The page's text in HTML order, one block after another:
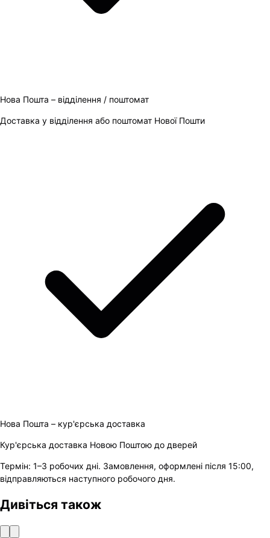
Нова Пошта – відділення / поштомат
Доставка у відділення або поштомат Нової Пошти
Нова Пошта – кур'єрська доставка
Кур'єрська доставка Новою Поштою до дверей
Термін: 1–3 робочих дні. Замовлення, оформлені після 15:00,
відправляються наступного робочого дня.
Дивіться також